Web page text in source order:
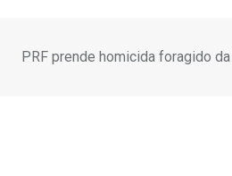
PRF prende homicida foragido